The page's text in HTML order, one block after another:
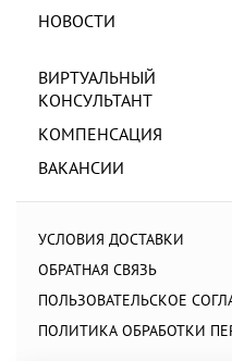
НОВОСТИ
ВИРТУАЛЬНЫЙ
КОНСУЛЬТАНТ
КОМПЕНСАЦИЯ
ВАКАНСИИ
УСЛОВИЯ ДОСТАВКИ
ОБРАТНАЯ СВЯЗЬ
ПОЛЬЗОВАТЕЛЬСКОЕ
ПОЛИТИКА ОБРАБОТКИ